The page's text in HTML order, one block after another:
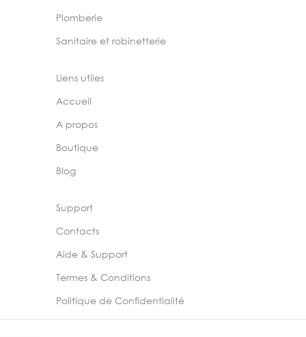
Plomberie
Sanitaire et robinetterie
Liens utiles
Accueil
A propos
Boutique
Blog
Support
Contacts
Aide & Support
Termes & Conditions
Politique de Confidentialité